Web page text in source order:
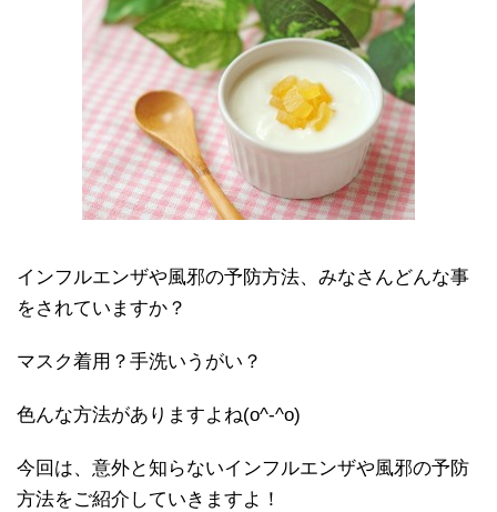
インフルエンザや風邪の予防方法、みなさんどんな事
をされていますか？
マスク着用？手洗いうがい？
色んな方法がありますよね(o^-^o)
今回は、意外と知らないインフルエンザや風邪の予防
方法をご紹介していきますよ！